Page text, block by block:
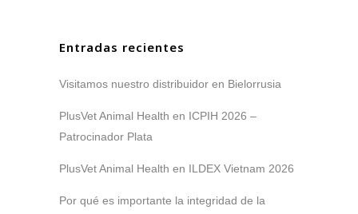
Entradas recientes
Visitamos nuestro distribuidor en Bielorrusia
PlusVet Animal Health en ICPIH 2026 –
Patrocinador Plata
PlusVet Animal Health en ILDEX Vietnam 2026
Por qué es importante la integridad de la